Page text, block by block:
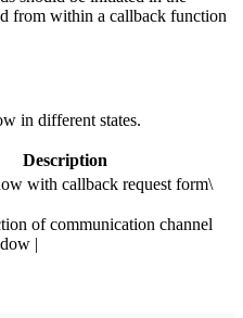
from within a callback function
in different states.
Description
with callback request form\
of communication channel
|